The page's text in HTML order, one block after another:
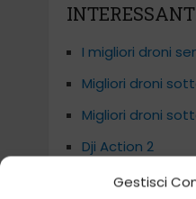
Gestisci
I migliori droni
Migliori droni
Migliori droni
Dji Action 2
DJI Mavic 3